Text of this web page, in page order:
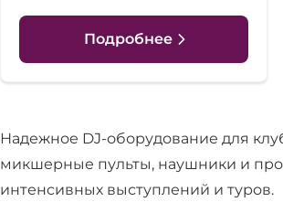
Подробнее
Надежное DJ-оборудование для
микшерные пульты, наушники и
интенсивных выступлений и туров.